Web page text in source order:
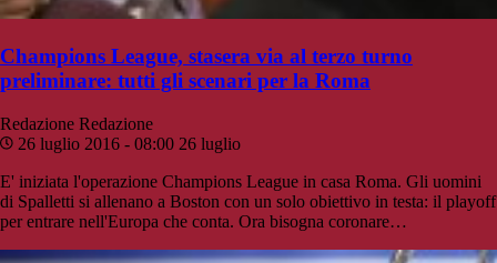
Champions League, stasera via al terzo turno
preliminare: tutti gli scenari per la Roma
Redazione Redazione
26 luglio 2016 - 08:00 26 luglio
E' iniziata l'operazione Champions League in casa Roma. Gli uomini
di Spalletti si allenano a Boston con un solo obiettivo in testa: il playoff
per entrare nell'Europa che conta. Ora bisogna coronare…